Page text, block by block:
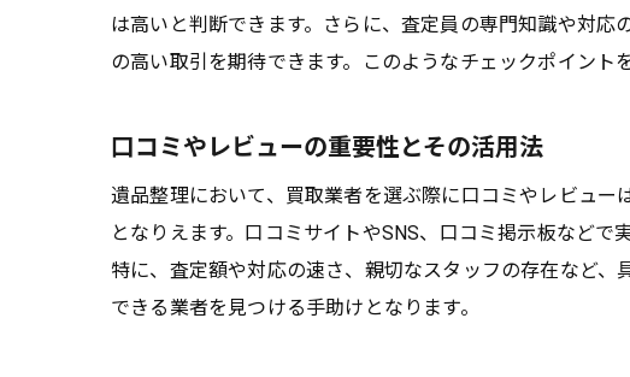
は高いと判断できます。さらに、査定員の専門知識や対
の高い取引を期待できます。このようなチェックポイント
口コミやレビューの重要性とその活用法
遺品整理において、買取業者を選ぶ際に口コミやレビュ
となりえます。口コミサイトやSNS、口コミ掲示板など
特に、査定額や対応の速さ、親切なスタッフの存在など
できる業者を見つける手助けとなります。